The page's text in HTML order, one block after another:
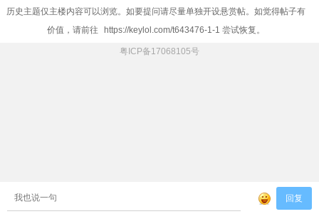
历史主题仅主楼内容可以浏览。如要提问请尽量单独开设悬赏帖。如觉得帖子有
价值，请前往
https://keylol.com/t643476-1-1 尝试恢复。
粤ICP备17068105号